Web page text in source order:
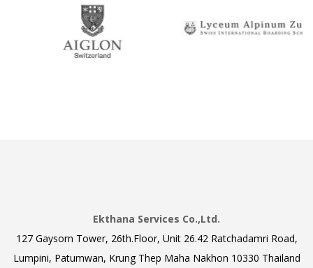
Ekthana Services Co.,Ltd.
127 Gaysorn Tower, 26th.Floor, Unit 26.42 Ratchadamri Road,
Lumpini, Patumwan, Krung Thep Maha Nakhon 10330 Thailand